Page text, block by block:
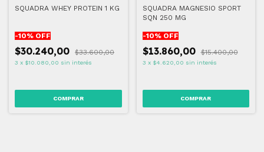
SQUADRA WHEY PROTEIN 1 KG
-10% OFF
$30.240,00 $33.600,00
3 x $10.080,00 sin interés
COMPRAR
SQUADRA MAGNESIO SPORT
SQN 250 MG
-10% OFF
$13.860,00 $15.400,00
3 x $4.620,00 sin interés